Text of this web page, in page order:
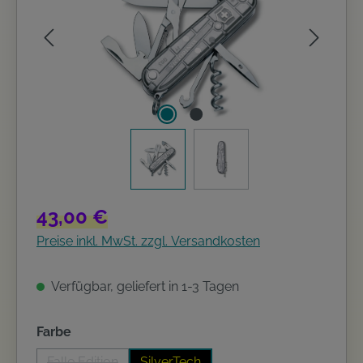
Regulärer Preis:
43,00 €
Preise inkl. MwSt. zzgl. Versandkosten
Verfügbar, geliefert in 1-3 Tagen
Farbe